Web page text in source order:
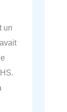
un